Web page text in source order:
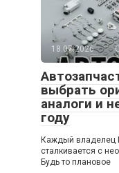
18.07.2026
выбрать
аналоги и
году
Каждый владелец
сталкивается с
Будь то плановое